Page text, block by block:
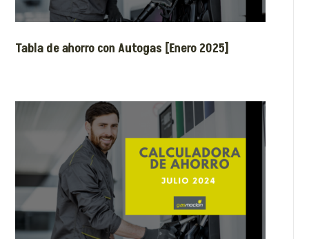
Tabla de ahorro con Autogas [Enero 2025]